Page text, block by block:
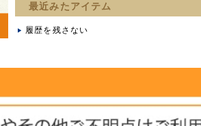
最近みたアイテム
履歴を残さない